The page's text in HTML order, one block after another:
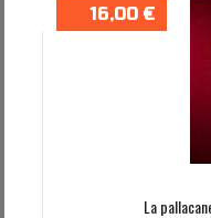
16,00 €
La